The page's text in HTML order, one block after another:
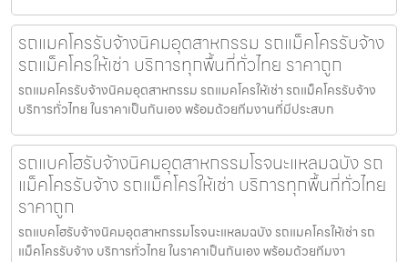
รถแมคโครรับจ้างนิคมอุตสาหกรรม รถแม็คโครรับจ้าง
รถแม็คโครให้เช่า บริการทุกพื้นที่ทั่วไทย ราคาถูก
รถแมคโครรับจ้างนิคมอุตสาหกรรม รถแมคโครให้เช่า รถแม็คโครรับจ้าง
บริการทั่วไทย ในราคาเป็นกันเอง พร้อมด้วยทีมงานที่มีประสบก
รถแบคโฮรับจ้างนิคมอุตสาหกรรมโรจนะแหลมฉบัง รถ
แม็คโครรับจ้าง รถแม็คโครให้เช่า บริการทุกพื้นที่ทั่วไทย
ราคาถูก
รถแบคโฮรับจ้างนิคมอุตสาหกรรมโรจนะแหลมฉบัง รถแมคโครให้เช่า รถ
แม็คโครรับจ้าง บริการทั่วไทย ในราคาเป็นกันเอง พร้อมด้วยทีมงา